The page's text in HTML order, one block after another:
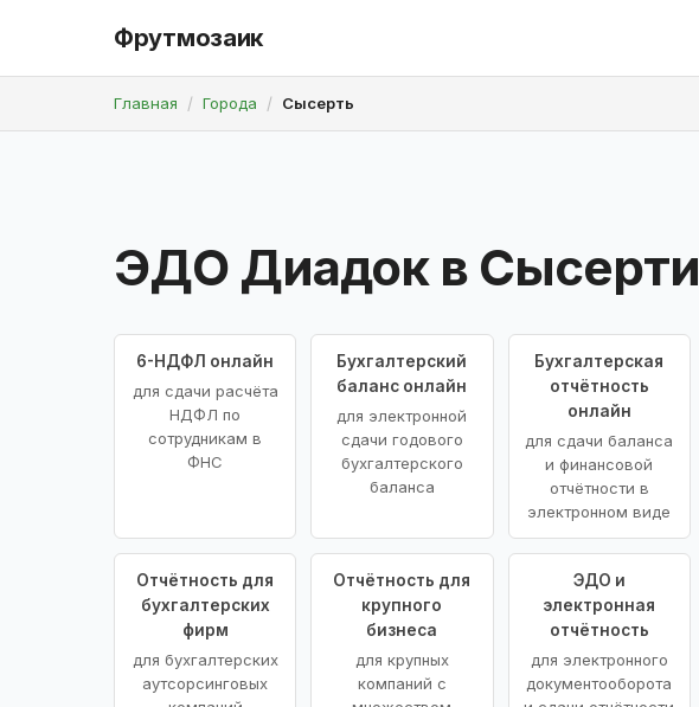
Фрутмозаик
Главная Города Сысерть
ЭДО Диадок в Сысерти
6-НДФЛ онлайн
для сдачи расчёта
НДФЛ по
сотрудникам в
ФНС
Бухгалтерский
баланс онлайн
для электронной
сдачи годового
бухгалтерского
баланса
Бухгалтерская
отчётность
онлайн
для сдачи баланса
и финансовой
отчётности в
электронном виде
Отчётность для
бухгалтерских
фирм
для бухгалтерских
аутсорсинговых
Отчётность для
крупного
бизнеса
для крупных
компаний с
ЭДО и
электронная
отчётность
для электронного
документооборота